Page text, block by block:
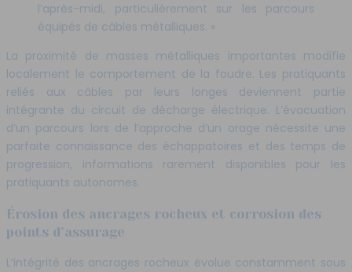
l’après-midi, particulièrement sur les parcours
équipés de câbles métalliques. »
La proximité de masses métalliques importantes modifie
localement le comportement de la foudre. Les pratiquants
reliés aux câbles par leurs longes deviennent partie
intégrante du circuit de décharge électrique. L’évacuation
d’un parcours lors de l’approche d’un orage nécessite une
parfaite connaissance des échappatoires et des temps de
progression, informations rarement disponibles pour les
pratiquants autonomes.
Érosion des ancrages rocheux et corrosion des
points d’assurage
L’intégrité des ancrages rocheux évolue constamment sous